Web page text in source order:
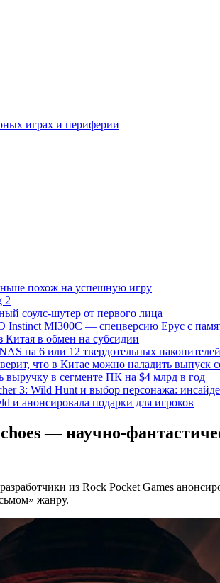
похож на успешную игру
2
соулс-шутер от первого лица
Instinct MI300C — спецверсию Epyc с
Китая в обмен на субсидии
на 6 или 12 твердотельных
что в Китае можно наладить выпуск
выручку в сегменте ПК на $4 млрд в год
3: Wild Hunt и выбор персонажа:
и анонсировала подарки для игроков
— научно-
из Rock Pocket Games
жанру.